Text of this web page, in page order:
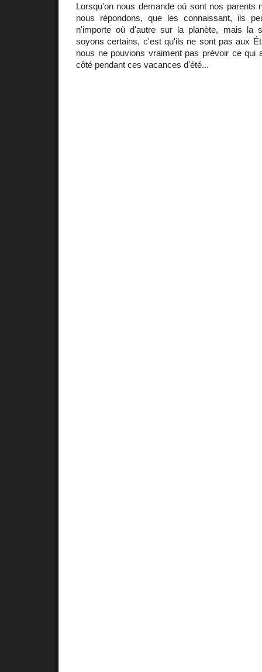
Lorsqu'on nous demande où sont nos parents
nous répondons, que les connaissant, ils
n'importe où d'autre sur la planète, mais la
soyons certains, c'est qu'ils ne sont pas aux
nous ne pouvions vraiment pas prévoir ce qui
côté pendant ces vacances d'été...